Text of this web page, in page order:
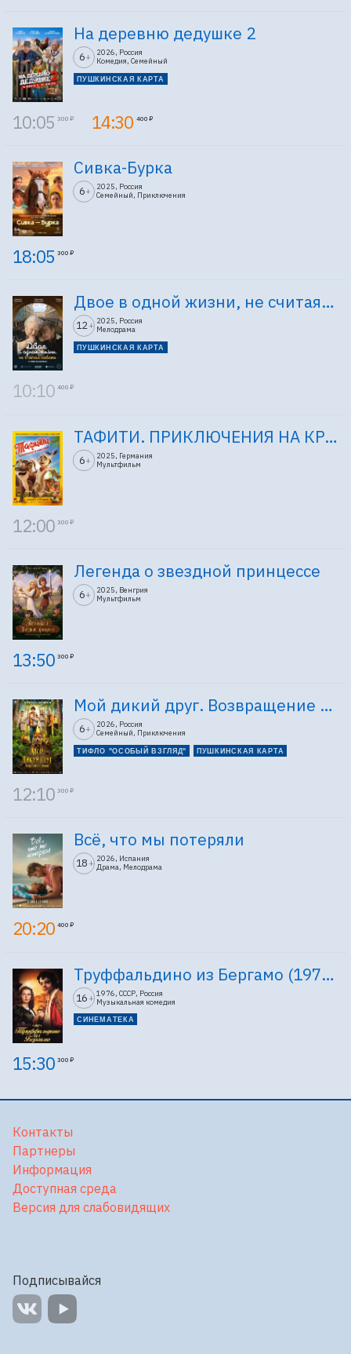
На деревню дедушке 2
6+
2026, Россия
Комедия, Семейный
ПУШКИНСКАЯ КАРТА
10:05 300 ₽ 14:30 400 ₽
Сивка-Бурка
6+
2025, Россия
Семейный, Приключения
18:05 300 ₽
Двое в одной жизни, не считая собаки
12+ 2025, Россия
Мелодрама
ПУШКИНСКАЯ КАРТА
10:10 400 ₽
ТАФИТИ. ПРИКЛЮЧЕНИЯ НА КРАЮ СВЕТА
6+
2025, Германия
Мультфильм
12:00 300 ₽
Легенда о звездной принцессе
6+
2025, Венгрия
Мультфильм
13:50 300 ₽
Мой дикий друг. Возвращение домой
6+
2026, Россия
Семейный, Приключения
ТИФЛО "ОСОБЫЙ ВЗГЛЯД" ПУШКИНСКАЯ КАРТА
12:10 300 ₽
Всё, что мы потеряли
18 + 2026, Испания
Драма, Мелодрама
20:20 400 ₽
Труффальдино из Бергамо (1976г., Ленфильм, 2 серии)
16 + 1976, СССР, Россия
Музыкальная комедия
СИНЕМАТЕКА
15:30 300 ₽
Контакты
Партнеры
Информация
Доступная среда
Версия для слабовидящих
Подписывайся